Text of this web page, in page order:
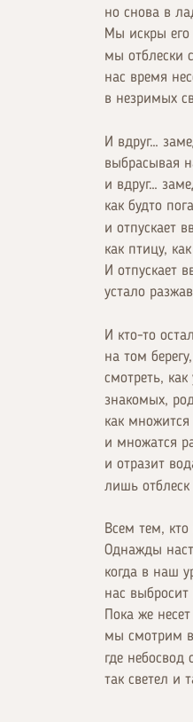
но снова в
Мы искры его
мы отблески
нас время
в незримых
И вдруг…
выбрасывая
и вдруг…
как будто
и отпускает
как птицу,
И отпускает
устало
И кто-то
на том
смотреть,
знакомых,
как
и множатся
и отразит
лишь
Всем тем,
Однажды
когда в наш
нас
Пока же
мы смотрим
где небосвод
так светел и